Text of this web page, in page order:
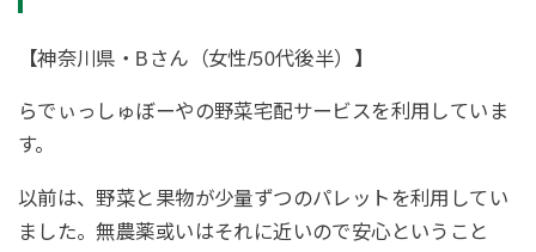
【神奈川県・Bさん（女性/50代後半）】
らでぃっしゅぼーやの野菜宅配サービスを利用していま
す。
以前は、野菜と果物が少量ずつのパレットを利用してい
ました。無農薬或いはそれに近いので安心ということ